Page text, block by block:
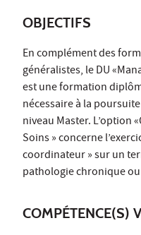
OBJECTIFS
En complément des
généralistes, le DU
est une formation
nécessaire à la
niveau Master. L’option
Soins » concerne
coordinateur » sur un
pathologie chronique
COMPÉTENCE(S)